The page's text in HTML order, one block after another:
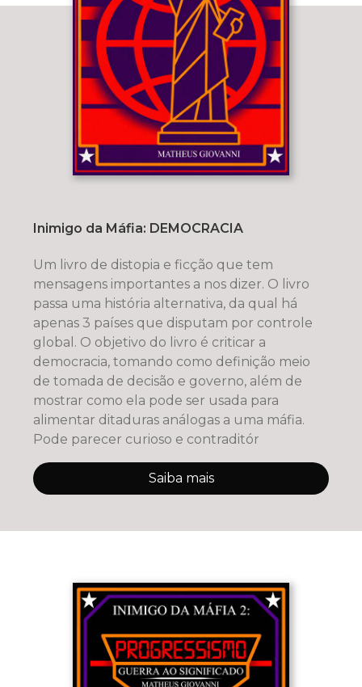
Inimigo da Máfia: DEMOCRACIA
Um livro de distopia e ficção que tem
mensagens importantes a nos dizer. O livro
passa uma história alternativa, da qual há
apenas 3 países que disputam por controle
global. O objetivo do livro é criticar a
democracia, tomando como definição meio
de tomada de decisão e governo, além de
mostrar como ela pode ser usada para
alimentar ditaduras análogas a uma máfia.
Pode parecer curioso e contraditór
Saiba mais